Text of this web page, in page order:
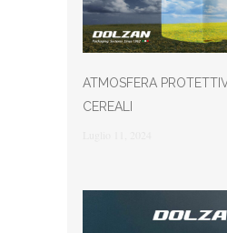
ATMOSFERA
CEREALI